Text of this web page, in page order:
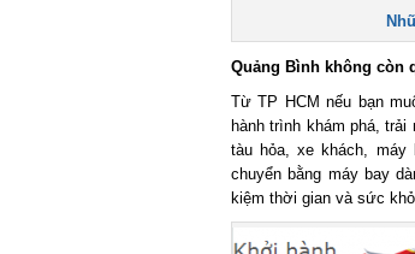
Quảng Bình không còn
Từ TP HCM nếu bạn
hành trình khám phá, trải
tàu hỏa, xe khách, máy
chuyển bằng máy bay
kiệm thời gian và sức